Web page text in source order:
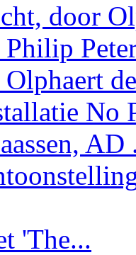
door
No
AD
'The...